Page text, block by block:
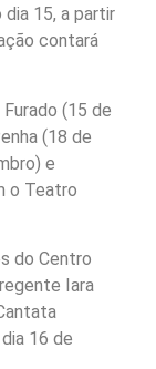
15, a partir
contará
(15 de
(18 de
e
o Teatro
do Centro
Iara
16 de